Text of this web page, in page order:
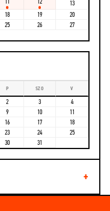
13
18 19
20
25 26
27
P SZO V
2 3
4
9 10
11
16 17
18
23 24
25
30 31